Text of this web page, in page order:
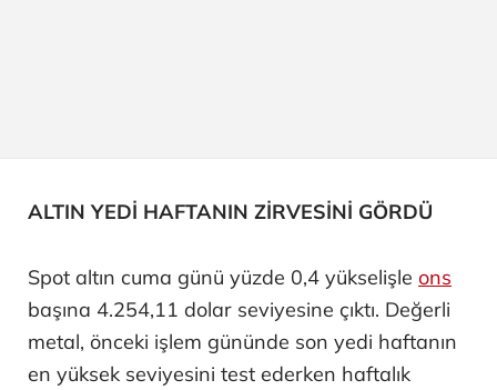
ALTIN YEDİ HAFTANIN ZİRVESİNİ GÖRDÜ
Spot altın cuma günü yüzde 0,4 yükselişle ons
başına 4.254,11 dolar seviyesine çıktı. Değerli
metal, önceki işlem gününde son yedi haftanın
en yüksek seviyesini test ederken haftalık